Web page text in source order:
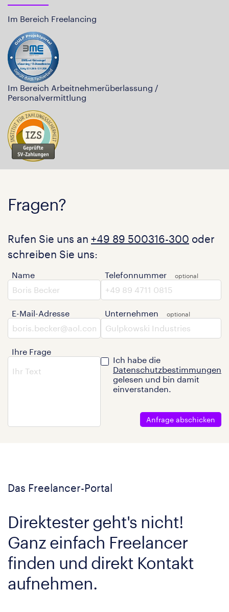
Im Bereich Freelancing
Im Bereich Arbeitnehmerüberlassung /
Personalvermittlung
Fragen?
Rufen Sie uns an +49 89 500316-300 oder
schreiben Sie uns:
Name
E-Mail-Adresse
Ihre Frage
Telefonnummer
Unternehmen
Ich habe die
Datenschutzbestimmungen
gelesen und bin damit
einverstanden.
Anfrage abschicken
Das Freelancer-Portal
Direktester geht's nicht!
Ganz einfach Freelancer
finden und direkt Kontakt
aufnehmen.